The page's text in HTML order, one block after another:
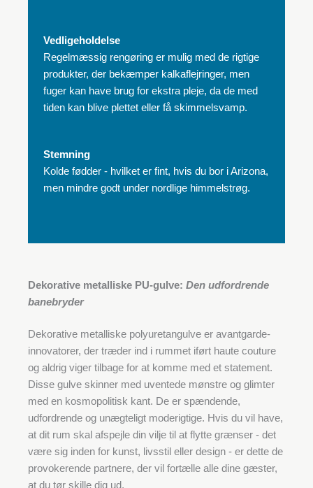
Vedligeholdelse
Regelmæssig rengøring er mulig med de rigtige
produkter, der bekæmper kalkaflejringer, men
fuger kan have brug for ekstra pleje, da de med
tiden kan blive plettet eller få skimmelsvamp.
Stemning
Kolde fødder - hvilket er fint, hvis du bor i Arizona,
men mindre godt under nordlige himmelstrøg.
Dekorative metalliske PU-gulve: Den udfordrende
banebryder
Dekorative metalliske polyuretangulve er avantgarde-
innovatorer, der træder ind i rummet iført haute couture
og aldrig viger tilbage for at komme med et statement.
Disse gulve skinner med uventede mønstre og glimter
med en kosmopolitisk kant. De er spændende,
udfordrende og unægteligt moderigtige. Hvis du vil have,
at dit rum skal afspejle din vilje til at flytte grænser - det
være sig inden for kunst, livsstil eller design - er dette de
provokerende partnere, der vil fortælle alle dine gæster,
at du tør skille dig ud.